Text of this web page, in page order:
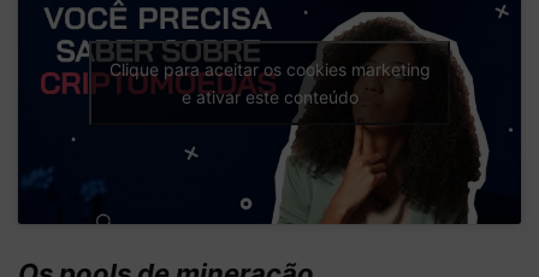
Clique para aceitar os cookies marketing
e ativar este conteúdo